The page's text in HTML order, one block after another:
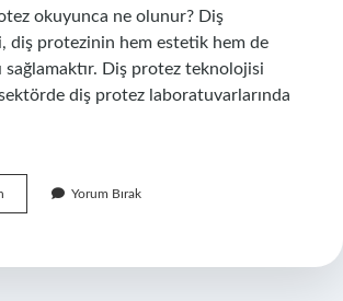
okuyunca ne olunur? Diş
diş protezinin hem estetik hem de
sağlamaktır. Diş protez teknolojisi
diş protez laboratuvarlarında
Protez
Yapar
Yorum Bırak